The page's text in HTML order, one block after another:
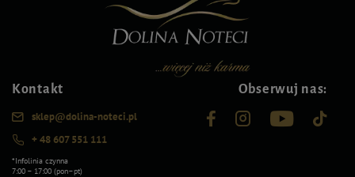
Kontakt
sklep@dolina-noteci.pl
+ 48 607 551 111
*Infolinia czynna
7:00 – 17:00 (pon–pt)
Obserwuj nas: